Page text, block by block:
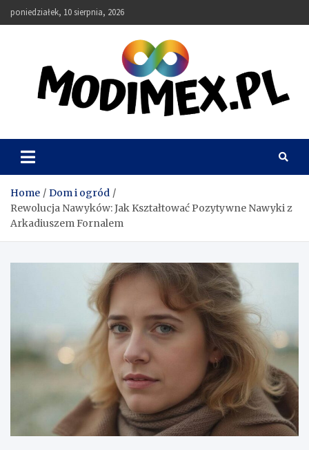
to
poniedziałek, 10 sierpnia, 2026
modimex.pl
Home
Dom i ogród
Rewolucja Nawyków: Jak Kształtować Pozytywne Nawyki z
Arkadiuszem Fornalem